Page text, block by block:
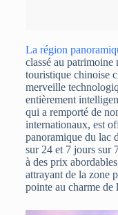
La région
classé au
touristique chinoise
merveille
entièrement
qui a remporté de
internationaux, est
panoramique du lac
sur 24 et 7 jours sur
à des prix
attrayant de la zone
pointe au charme de